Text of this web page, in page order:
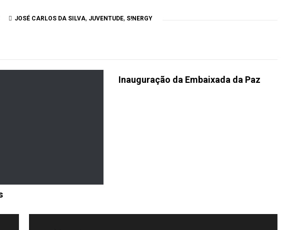
JOSÉ CARLOS DA SILVA, JUVENTUDE, S!NERGY
Inauguração da Embaixada da Paz